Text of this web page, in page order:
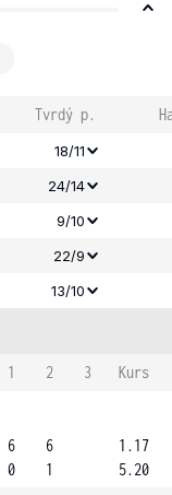
Tvrdý p.
18/11
24/14
9/10
22/9
13/10
1 2 3
Kurs
6
0
6
1
1.17
5.20